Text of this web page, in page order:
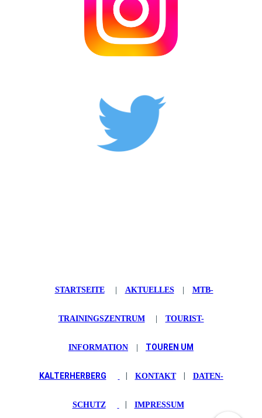
STARTSEITE AKTUELLES MTB-
TRAININGSZENTRUM TOURIST-
INFORMATION TOUREN UM
KALTERHERBERG KONTAKT DATEN­
SCHUTZ IMPRESSUM